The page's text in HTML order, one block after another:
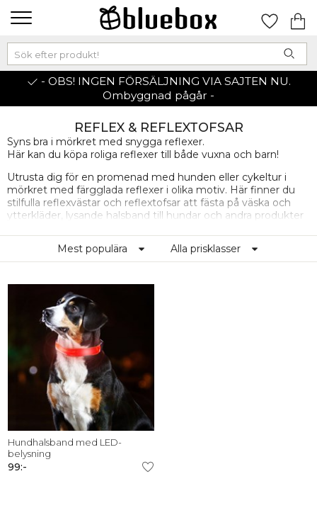
- OBS! INGEN FÖRSÄLJNING VIA SAJTEN NU.
Ombyggnad pågår -
REFLEX & REFLEXTOFSAR
Syns bra i mörkret med snygga reflexer.
Här kan du köpa roliga reflexer till både vuxna och barn!
Utrusta dig för en promenad med hunden eller cykeltur i
mörkret med färgglada reflexer i olika motiv. Här finner du
stilfulla reflexvästar och reflextofsar att fästa på väska och
ytterkläder, lysande halsband till hundar och andra produkter
Reflextofs, vad är det?En lysande uppfinning i dubbel
bemärkelse och närmare bestämt en tassel i reflexmaterial!
till din outfit. Fäst en reflextassel på handväskan, jackan,
resväskan... ja, vad du nu vill pimpa med en reflex!
Reflextofsen finns i flera varianter och färger!
Tänk på din och andras säkerhet i trafiken: Sätt en extra reflex
på din ryggsäck, jacka, cykel. Reflex kan rädda liv!
Mest populära Alla prisklasser
Hundhalsband med LED-
belysning
99:-